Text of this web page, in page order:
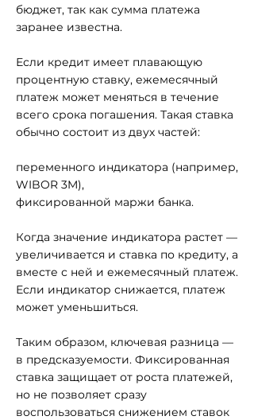
бюджет, так как сумма платежа
заранее известна.
Если кредит имеет плавающую
процентную ставку, ежемесячный
платеж может меняться в течение
всего срока погашения. Такая ставка
обычно состоит из двух частей:
переменного индикатора (например,
WIBOR 3M),
фиксированной маржи банка.
Когда значение индикатора растет —
увеличивается и ставка по кредиту, а
вместе с ней и ежемесячный платеж.
Если индикатор снижается, платеж
может уменьшиться.
Таким образом, ключевая разница —
в предсказуемости. Фиксированная
ставка защищает от роста платежей,
но не позволяет сразу
воспользоваться снижением ставок